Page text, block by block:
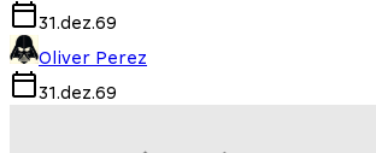
31.dez.69
Oliver Perez
31.dez.69